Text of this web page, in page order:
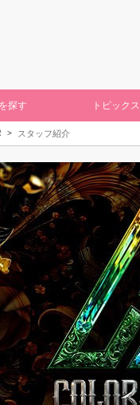
探す トピックス
スタッフ紹介